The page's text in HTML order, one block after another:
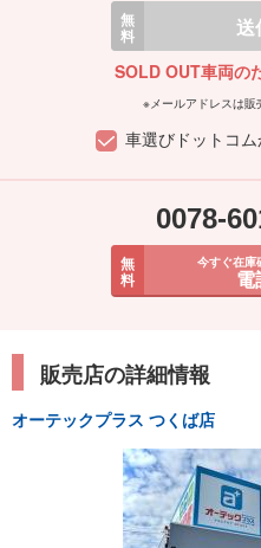
無
料 送
SOLD OUT車両の
※メールアドレスは販
車選びドットコ
0078-
無
料
今すぐ在庫
電
販売店の詳細情報
オーテックプラス つくば店